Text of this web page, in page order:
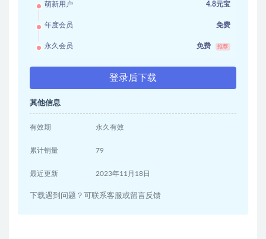
萌新用户 4.8元宝
年度会员 免费
永久会员 免费 推荐
登录后下载
其他信息
有效期 永久有效
累计销量 79
最近更新 2023年11月18日
下载遇到问题？可联系客服或留言反馈